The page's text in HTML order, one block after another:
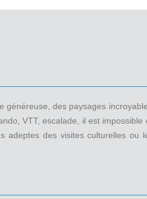
des paysages
VTT, escalade, il est
des visites culturelles